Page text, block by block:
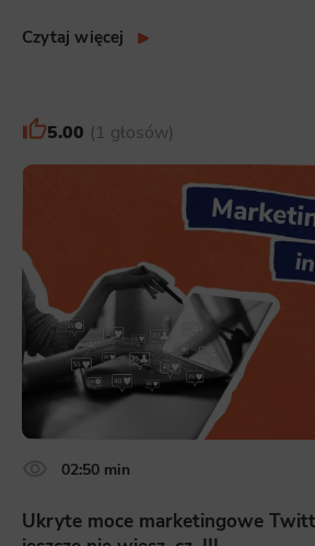
Czytaj więcej
5.00 1 głosów
02:50 min
Ukryte moce marketingowe